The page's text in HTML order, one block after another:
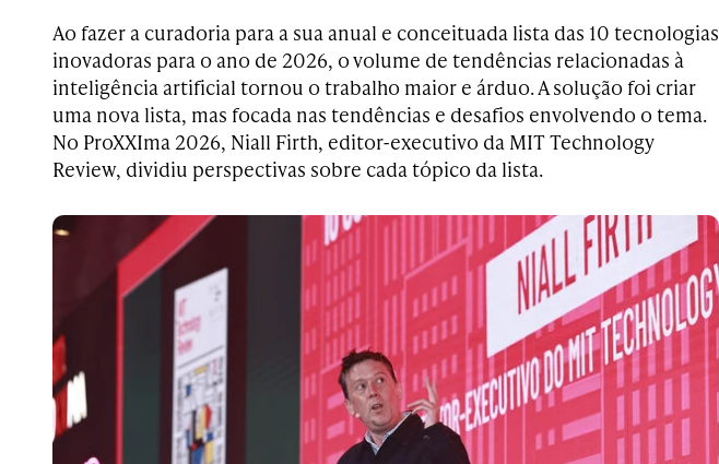
Ao fazer a curadoria para a sua anual e conceituada lista das 10 tecnologias
inovadoras para o ano de 2026, o volume de tendências relacionadas à
inteligência artificial tornou o trabalho maior e árduo. A solução foi criar
uma nova lista, mas focada nas tendências e desafios envolvendo o tema.
No ProXXIma 2026, Niall Firth, editor-executivo da MIT Technology
Review, dividiu perspectivas sobre cada tópico da lista.